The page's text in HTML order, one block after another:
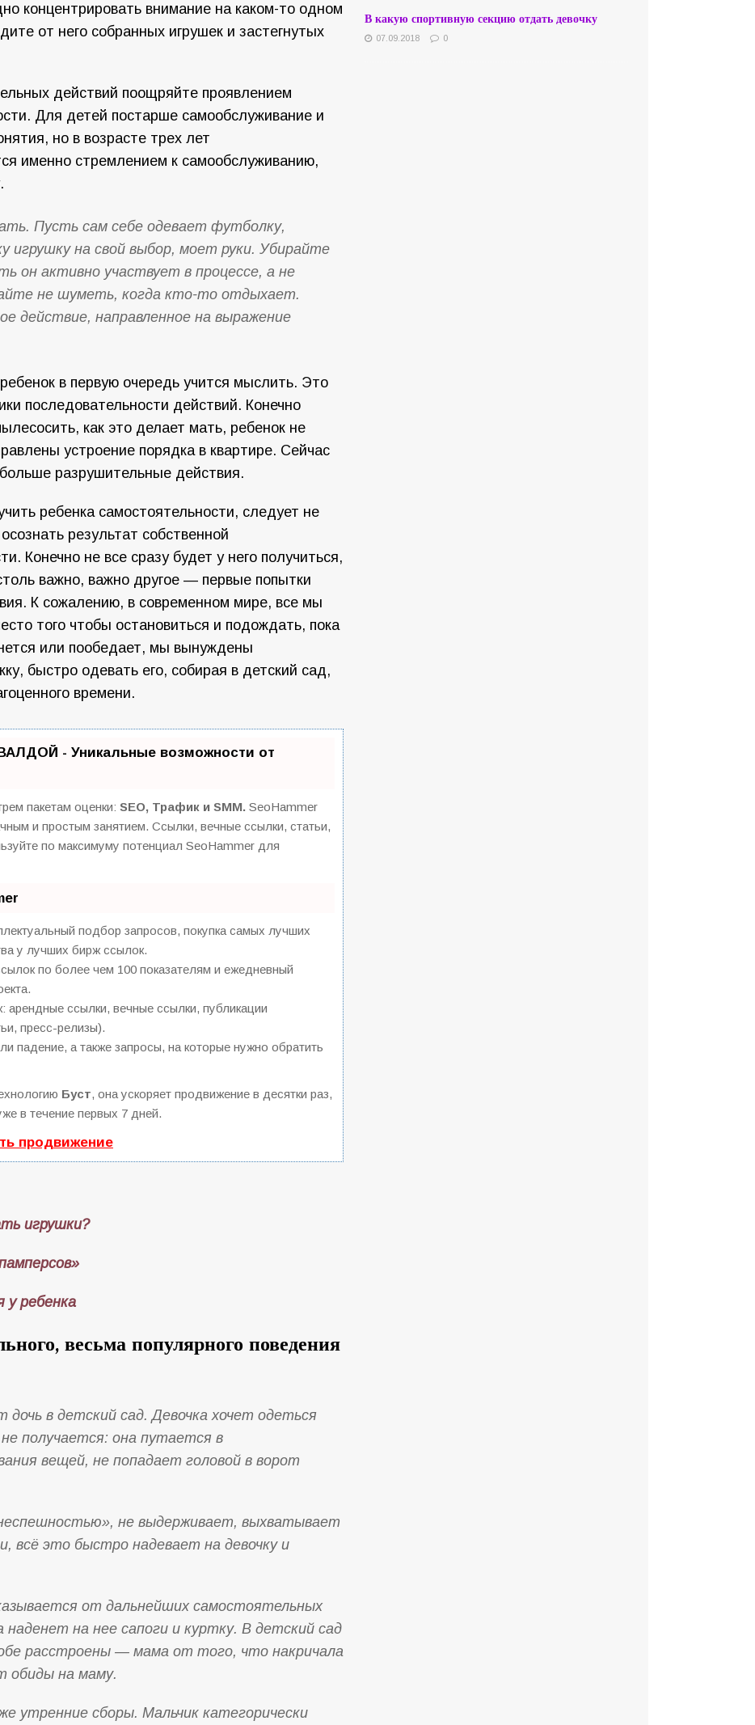
концентрировать внимание на каком-то одном
от него собранных игрушек и застегнутых
действий поощряйте проявлением
Для детей постарше самообслуживание и
но в возрасте трех лет
именно стремлением к самообслуживанию,
Пусть сам себе одевает футболку,
игрушку на свой выбор, моет руки. Убирайте
он активно участвует в процессе, а не
не шуметь, когда кто-то отдыхает.
действие, направленное на выражение
в первую очередь учится мыслить. Это
последовательности действий. Конечно
как это делает мать, ребенок не
устроение порядка в квартире. Сейчас
разрушительные действия.
ребенка самостоятельности, следует не
результат собственной
Конечно не все сразу будет у него получиться,
важно, важно другое — первые попытки
К сожалению, в современном мире, все мы
того чтобы остановиться и подождать, пока
или пообедает, мы вынуждены
быстро одевать его, собирая в детский сад,
времени.
- Уникальные возможности от
пакетам оценки: SEO, Трафик и SMM. SeoHammer
и простым занятием. Ссылки, вечные ссылки, статьи,
по максимуму потенциал SeoHammer для
подбор запросов, покупка самых лучших
у лучших бирж ссылок.
по более чем 100 показателям и ежедневный
ссылки, вечные ссылки, публикации
пресс-релизы).
падение, а также запросы, на которые нужно обратить
Буст, она ускоряет продвижение в десятки раз,
в течение первых 7 дней.
продвижение
игрушки?
у ребенка
весьма популярного поведения
в детский сад. Девочка хочет одеться
получается: она путается в
вещей, не попадает головой в ворот
не выдерживает, выхватывает
всё это быстро надевает на девочку и
от дальнейших самостоятельных
на нее сапоги и куртку. В детский сад
расстроены — мама от того, что накричала
обиды на маму.
утренние сборы. Мальчик категорически
В какую спортивную секцию отдать девочку
07.09.2018 0